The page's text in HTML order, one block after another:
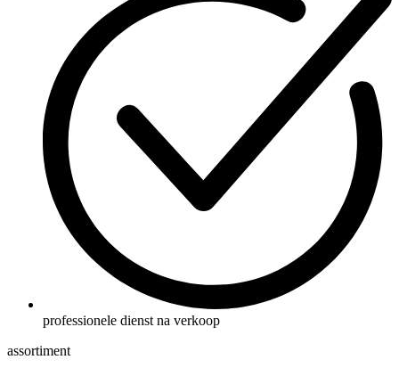
professionele dienst na verkoop
assortiment